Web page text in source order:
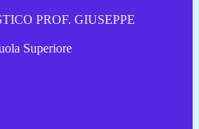
PROF. GIUSEPPE
Superiore